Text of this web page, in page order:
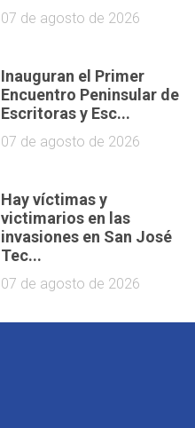
07 de agosto de 2026
Inauguran el Primer
Encuentro Peninsular de
Escritoras y Esc...
07 de agosto de 2026
Hay víctimas y
victimarios en las
invasiones en San José
Tec...
07 de agosto de 2026